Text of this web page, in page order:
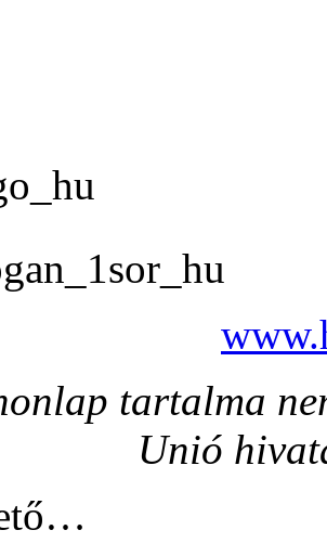
tartalma
Unió